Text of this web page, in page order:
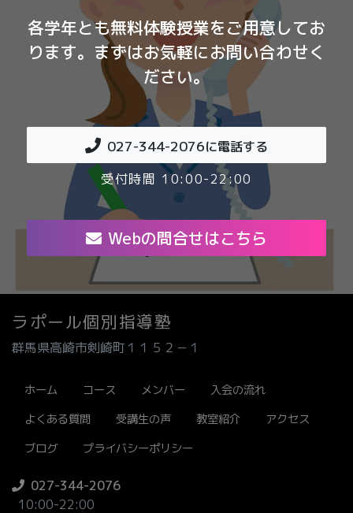
各学年とも無料体験授業をご用意してお
ります。まずはお気軽にお問い合わせく
ださい。
027-344-2076に電話する
受付時間 10:00-22:00
Webの問合せはこちら
ラポール個別指導塾
群馬県高崎市剣崎町１１５２－１
ホーム コース メンバー
入会の流れ
よくある質問
受講生の声 教室紹介
アクセス
ブログ
プライバシーポリシー
027-344-2076
10:00-22:00